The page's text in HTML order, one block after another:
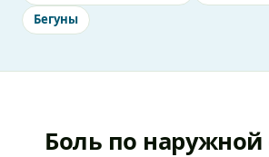
Бегуны
Боль по наружной